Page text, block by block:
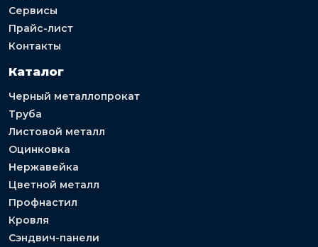
Сервисы
Прайс-лист
Контакты
Каталог
Черный металлопрокат
Труба
Листовой металл
Оцинковка
Нержавейка
Цветной металл
Профнастил
Кровля
Сэндвич-панели